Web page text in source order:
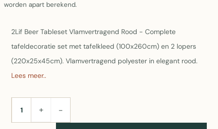
worden apart berekend.
2Lif Beer Tableset Vlamvertragend Rood - Complete
tafeldecoratie set met tafelkleed (100x260cm) en 2 lopers
(220x25x45cm). Vlamvertragend polyester in elegant rood.
Lees meer..
AANTAL+ −